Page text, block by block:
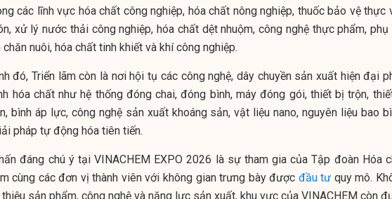
các lĩnh vực hóa chất công nghiệp, hóa chất nông nghiệp, thuốc bảo vệ thực
xử lý nước thải công nghiệp, hóa chất dệt nhuộm, công nghệ thực phẩm, phụ
nuôi, hóa chất tinh khiết và khí công nghiệp.
đó, Triển lãm còn là nơi hội tụ các công nghệ, dây chuyền sản xuất hiện đại
hóa chất như hệ thống đóng chai, đóng bình, máy đóng gói, thiết bị trộn,
bình áp lực, công nghệ sản xuất khoáng sản, vật liệu nano, nguyên liệu bao
pháp tự động hóa tiên tiến.
đáng chú ý tại VINACHEM EXPO 2026 là sự tham gia của Tập đoàn Hóa
cùng các đơn vị thành viên với không gian trưng bày được đầu tư quy mô.
sản phẩm, công nghệ và năng lực sản xuất, khu vực của VINACHEM còn